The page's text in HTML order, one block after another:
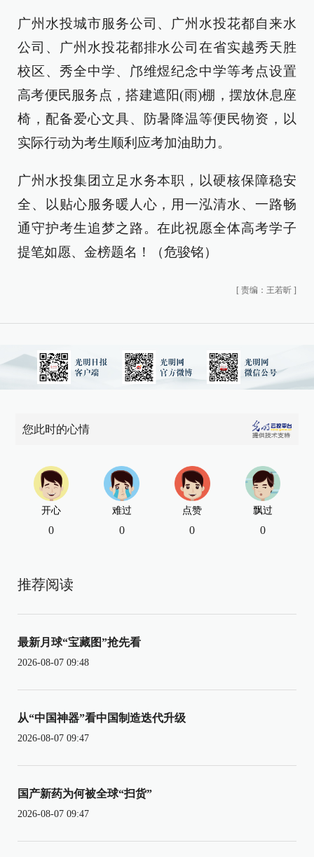
广州水投城市服务公司、广州水投花都自来水
公司、广州水投花都排水公司在省实越秀天胜
校区、秀全中学、邝维煜纪念中学等考点设置
高考便民服务点，搭建遮阳(雨)棚，摆放休息座
椅，配备爱心文具、防暑降温等便民物资，以
实际行动为考生顺利应考加油助力。
广州水投集团立足水务本职，以硬核保障稳安
全、以贴心服务暖人心，用一泓清水、一路畅
通守护考生追梦之路。在此祝愿全体高考学子
提笔如愿、金榜题名！（危骏铭）
[ 责编：王若昕 ]
您此时的心情
开心
0
难过
0
点赞
0
飘过
0
推荐阅读
最新月球“宝藏图”抢先看
2026-08-07 09:48
从“中国神器”看中国制造迭代升级
2026-08-07 09:47
国产新药为何被全球“扫货”
2026-08-07 09:47